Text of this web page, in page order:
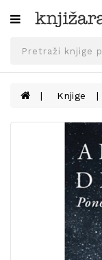
Kategorije
SVEUČILIŠNA
UDŽBENICI
KNJIGE
PRIBOR
UDŽBENIKE!
Knjige